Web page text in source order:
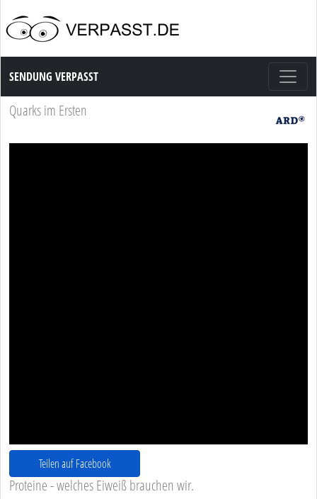
Sendung Verpasst
SENDUNG VERPASST
Quarks im Ersten
Teilen auf Facebook
Proteine - welches Eiweiß brauchen wir.